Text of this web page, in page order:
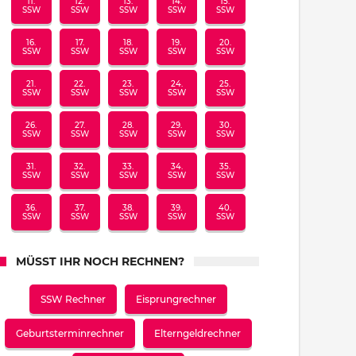
SSW
SSW
SSW
SSW
SSW
16.
SSW
17.
SSW
18.
SSW
19.
SSW
20.
SSW
21.
SSW
22.
SSW
23.
SSW
24.
SSW
25.
SSW
26.
SSW
27.
SSW
28.
SSW
29.
SSW
30.
SSW
31.
SSW
32.
SSW
33.
SSW
34.
SSW
35.
SSW
36.
SSW
37.
SSW
38.
SSW
39.
SSW
40.
SSW
MÜSST IHR NOCH RECHNEN?
SSW Rechner Eisprungrechner
Geburtsterminrechner Elterngeldrechner